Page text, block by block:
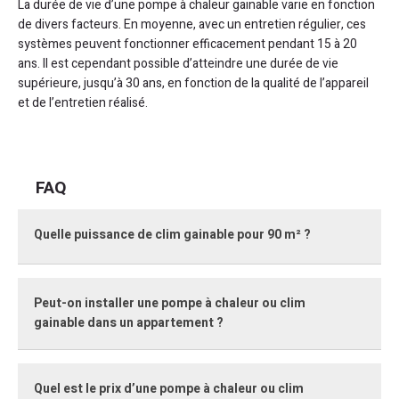
La durée de vie d’une pompe à chaleur gainable varie en fonction
de divers facteurs. En moyenne, avec un entretien régulier, ces
systèmes peuvent fonctionner efficacement pendant 15 à 20
ans. Il est cependant possible d’atteindre une durée de vie
supérieure, jusqu’à 30 ans, en fonction de la qualité de l’appareil
et de l’entretien réalisé.
FAQ
Quelle puissance de clim gainable pour 90 m² ?
maison de 90 m² dépend de plusieurs facteurs. Ceux-ci
incluent le niveau d’isolation du logement, la hauteur sous
plafond et la différence de température entre l’intérieur et
entre 5 et 20 kW, avec une tendance à 9 kW pour un
Peut-on installer une pompe à chaleur ou clim
gainable dans un appartement ?
pompe à chaleur ou une climatisation gainable dans un
Quel est le prix d’une pompe à chaleur ou clim